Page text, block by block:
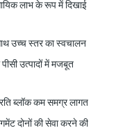
लाभ के रूप में दिखाई
उच्च स्तर का स्वचालन
उत्पादों में मजबूत
ब्लॉक कम समग्र लागत
दोनों की सेवा करने की